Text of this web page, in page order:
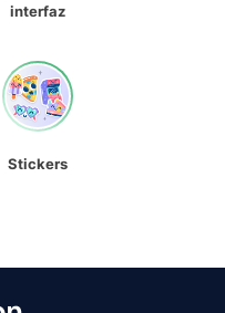
interfaz
Stickers